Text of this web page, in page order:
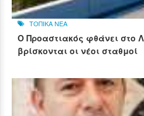
ΤΟΠΙΚΑ ΝΕΑ
Ο Προαστιακός φθάνει στο
βρίσκονται οι νέοι σταθμοί